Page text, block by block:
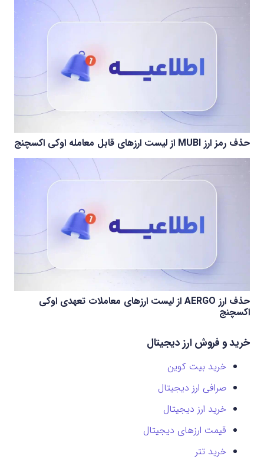
حذف رمز ارز MUBI از لیست ارزهای قابل معامله اوکی اکسچنج
حذف ارز AERGO از لیست ارزهای معاملات تعهدی اوکی
اکسچنج
خرید و فروش ارز دیجیتال
خرید بیت کوین
صرافی ارز دیجیتال
خرید ارز دیجیتال
قیمت ارزهای دیجیتال
خرید تتر